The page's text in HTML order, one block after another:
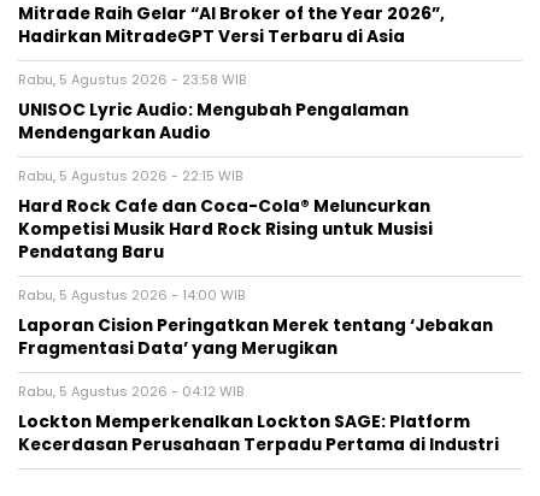
Mitrade Raih Gelar “AI Broker of the Year 2026”,
Hadirkan MitradeGPT Versi Terbaru di Asia
Rabu, 5 Agustus 2026 - 23:58 WIB
UNISOC Lyric Audio: Mengubah Pengalaman
Mendengarkan Audio
Rabu, 5 Agustus 2026 - 22:15 WIB
Hard Rock Cafe dan Coca-Cola® Meluncurkan
Kompetisi Musik Hard Rock Rising untuk Musisi
Pendatang Baru
Rabu, 5 Agustus 2026 - 14:00 WIB
Laporan Cision Peringatkan Merek tentang ‘Jebakan
Fragmentasi Data’ yang Merugikan
Rabu, 5 Agustus 2026 - 04:12 WIB
Lockton Memperkenalkan Lockton SAGE: Platform
Kecerdasan Perusahaan Terpadu Pertama di Industri